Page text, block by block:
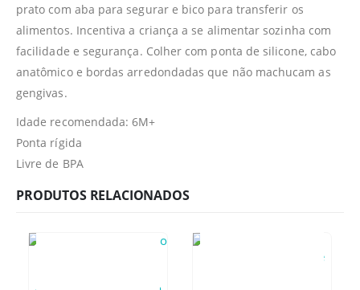
prato com aba para segurar e bico para transferir os
alimentos. Incentiva a criança a se alimentar sozinha com
facilidade e segurança. Colher com ponta de silicone, cabo
anatômico e bordas arredondadas que não machucam as
gengivas.
Idade recomendada: 6M+
Ponta rígida
Livre de BPA
PRODUTOS RELACIONADOS